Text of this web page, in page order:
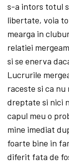
s-a intors totul
libertate, voia
mearga in
relatiei
si se enerva
Lucrurile
raceste si ca nu
dreptate si nici
capul meu o
mine imediat
foarte bine in
diferit fata de